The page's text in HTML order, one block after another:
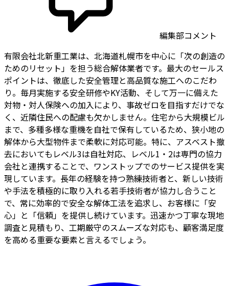
編集部コメント
有限会社北新重工業は、北海道札幌市を中心に「次の創造の
ためのリセット」を担う総合解体業者です。最大のセールス
ポイントは、徹底した安全管理と高品質な施工へのこだわ
り。毎月実施する安全研修やKY活動、そして万一に備えた
対物・対人保険への加入により、事故ゼロを目指すだけでな
く、近隣住民への配慮も欠かしません。住宅から大規模ビル
まで、多種多様な重機を自社で保有しているため、狭小地の
解体から大型物件まで柔軟に対応可能。特に、アスベスト撤
去においてもレベル3は自社対応、レベル1・2は専門の協力
会社と連携することで、ワンストップでのサービス提供を実
現しています。長年の経験を持つ熟練技術者と、新しい技術
や手法を積極的に取り入れる若手技術者が協力し合うこと
で、常に効率的で安全な解体工法を追求し、お客様に「安
心」と「信頼」を提供し続けています。迅速かつ丁寧な現地
調査と見積もり、工期厳守のスムーズな対応も、顧客満足度
を高める重要な要素と言えるでしょう。